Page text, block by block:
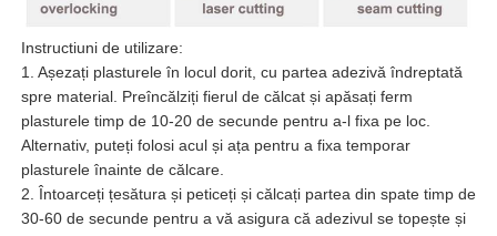
Instructiuni de utilizare:
1. Așezați plasturele în locul dorit, cu partea adezivă îndreptată
spre material. Preîncălziți fierul de călcat și apăsați ferm
plasturele timp de 10-20 de secunde pentru a-l fixa pe loc.
Alternativ, puteți folosi acul și ața pentru a fixa temporar
plasturele înainte de călcare.
2. Întoarceți țesătura și peticeți și călcați partea din spate timp de
30-60 de secunde pentru a vă asigura că adezivul se topește și